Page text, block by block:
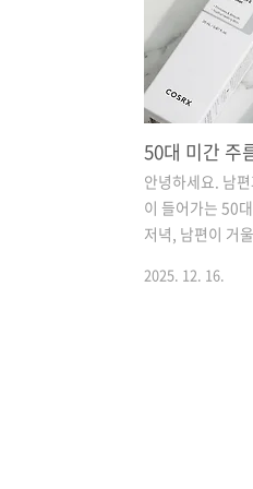
희 남편은 저보
침대 끝에 걸터
야"를 연발하더
러주고 다리 마사
부의 아침 루틴이
상 미루면 안 되
에 갔을 때 작정
어 왔답니다. 바
친 1200'이에요
'이거 먹는다고
지만, 3개월분이
안녕하세요. 남
이 들어가는 50
저녁, 남편이 거
야 겨우 바르던
무게가 얼굴에
2025. 12. 16.